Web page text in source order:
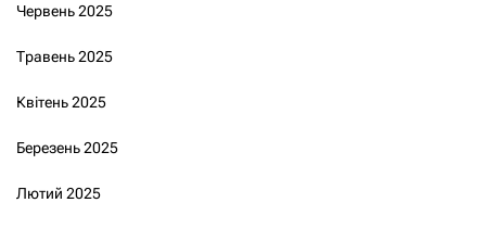
Червень 2025
Травень 2025
Квітень 2025
Березень 2025
Лютий 2025